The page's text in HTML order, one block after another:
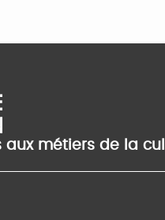
aux métiers de la